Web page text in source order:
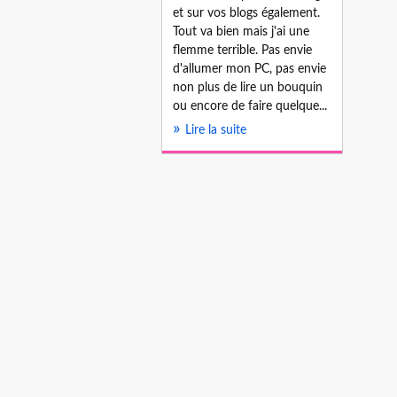
et sur vos blogs également.
Tout va bien mais j'ai une
flemme terrible. Pas envie
d'allumer mon PC, pas envie
non plus de lire un bouquin
ou encore de faire quelque...
Lire la suite